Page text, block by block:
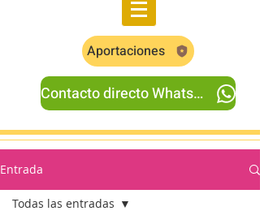
Aportaciones
Contacto directo Whatsapp
Entrada
Todas las entradas